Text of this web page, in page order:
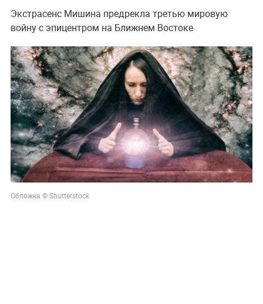
Экстрасенс Мишина предрекла третью мировую
войну с эпицентром на Ближнем Востоке
Обложка © Shutterstock